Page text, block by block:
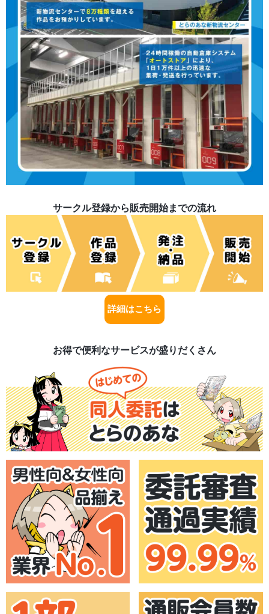
サークル登録から販売開始までの流れ
詳細はこちら
お得で便利なサービスが盛りだくさん